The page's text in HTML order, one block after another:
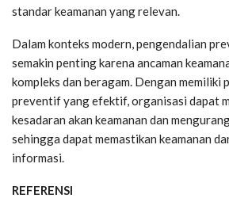
standar keamanan yang relevan.
Dalam konteks modern, pengendalian
semakin penting karena ancaman
kompleks dan beragam. Dengan memiliki
preventif yang efektif, organisasi dapat
kesadaran akan keamanan dan
sehingga dapat memastikan keamanan
informasi.
REFERENSI